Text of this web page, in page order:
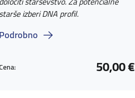
starše izberi DNA profil.
Podrobno
50,00 €